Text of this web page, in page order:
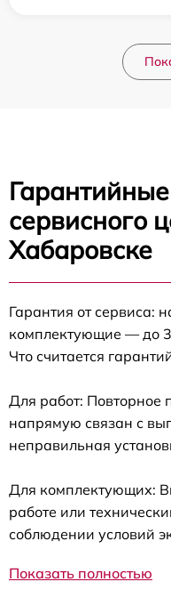
сервисного
Хабаровске
Гарантия от сервиса:
комплектующие — до
Что считается
Для работ: Повторное
напрямую связан с
неправильная
Для комплектующих:
работе или
соблюдении условий
Показать полностью